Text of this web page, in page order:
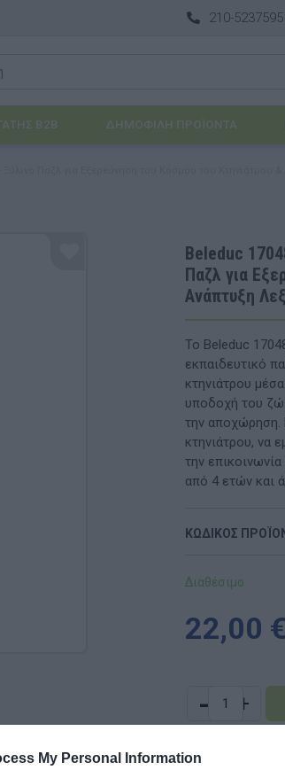
My Personal Information
210-
ΈΠΙΠΛΑ & ΕΞΟΠΛΙΣΜΌΣ
Βασικός εξοπλισμός & Μονάδες
ΠΑΙΔΑΓΩΓΙΚΌ ΥΛΙΚΌ ΓΙΑ ΕΝΉΛΙΚΕΣ
B2B ΔΗΜΟΦΙΛΉ ΠΡΟΪΌΝΤΑ
Beleduc
Παζλ για
Ανάπτυξη
Το Beleduc
εκπαιδευτικό
κτηνιάτρου
υποδοχή του
την αποχώρηση.
κτηνιάτρου, να
την
από 4 ετών και
ΚΩΔΙΚΟΣ
Διαθέσιμο
22,00 €
- +